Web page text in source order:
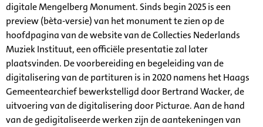
digitale Mengelberg Monument. Sinds begin 2025 is een
preview (bèta-versie) van het monument te zien op de
hoofdpagina van de website van de Collecties Nederlands
Muziek Instituut, een officiële presentatie zal later
plaatsvinden. De voorbereiding en begeleiding van de
digitalisering van de partituren is in 2020 namens het Haags
Gemeentearchief bewerkstelligd door Bertrand Wacker, de
uitvoering van de digitalisering door Picturae. Aan de hand
van de gedigitaliseerde werken zijn de aantekeningen van